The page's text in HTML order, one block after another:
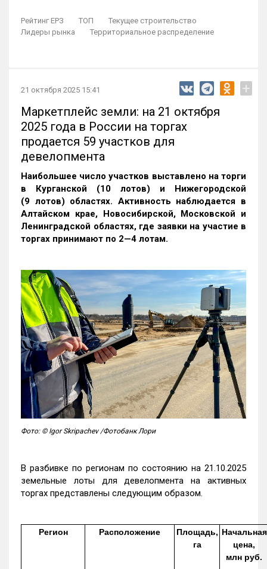
Рейтинг ЕРЗ ТОП
Текущее строительство
Лидеры рынка
Территориальное распределение
21 октября 2025 15:41 +
Маркетплейс земли: на 21 октября
2025 года в России на торгах
продается 59 участков для
девелопмента
Наибольшее число участков выставлено на торги
в Курганской (10 лотов) и Нижегородской
(9 лотов) областях. Активность наблюдается в
Алтайском крае, Новосибирской, Московской и
Ленинградской областях, где заявки на участие в
торгах принимают по 2—4 лотам.
Фото: © Igor Skripachev /Фотобанк Лори
В разбивке по регионам по состоянию на 21.10.2025
земельные лоты для девелопмента на активных
торгах представлены следующим образом.
Регион Расположение
Площадь,
га
Начальная
цена,
млн руб.